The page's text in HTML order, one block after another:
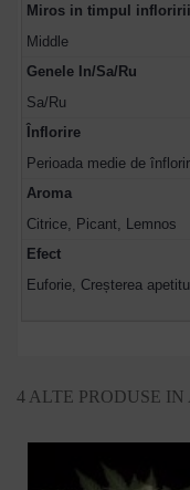
Miros in timpul infloririi
Middle
Genele In/Sa/Ru
Sa/Ru
Înflorire
Perioada medie de
Aroma
Citrice, Picant, Lemnos
Efect
Euforie, Creșterea
4 ALTE PRODUSE